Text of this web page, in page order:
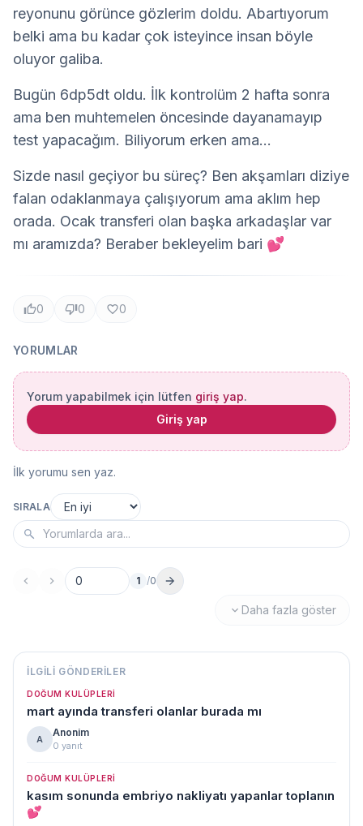
reyonunu görünce gözlerim doldu. Abartıyorum
belki ama bu kadar çok isteyince insan böyle
oluyor galiba.
Bugün 6dp5dt oldu. İlk kontrolüm 2 hafta sonra
ama ben muhtemelen öncesinde dayanamayıp
test yapacağım. Biliyorum erken ama...
Sizde nasıl geçiyor bu süreç? Ben akşamları diziye
falan odaklanmaya çalışıyorum ama aklım hep
orada. Ocak transferi olan başka arkadaşlar var
mı aramızda? Beraber bekleyelim bari 💕
0 0 0
YORUMLAR
Yorum yapabilmek için lütfen giriş yap.
Giriş yap
İlk yorumu sen yaz.
SIRALA
Sayfa no
1 /0
Daha fazla göster
İLGILI GÖNDERILER
DOĞUM KULÜPLERI
mart ayında transferi olanlar burada mı
A
Anonim
0 yanıt
DOĞUM KULÜPLERI
kasım sonunda embriyo nakliyatı yapanlar toplanın
💕